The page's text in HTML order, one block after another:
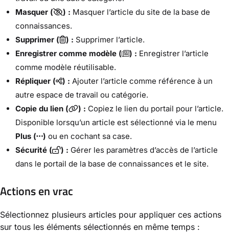
Masquer (
) : Masquer l’article du site de la base de
connaissances.
Supprimer (
) : Supprimer l’article.
Enregistrer comme modèle (
) : Enregistrer l’article
comme modèle réutilisable.
Répliquer (
) : Ajouter l’article comme référence à un
autre espace de travail ou catégorie.
Copie du lien (
) : Copiez le lien du portail pour l’article.
Disponible lorsqu’un article est sélectionné via le menu
Plus (
) ou en cochant sa case.
Sécurité (
) : Gérer les paramètres d’accès de l’article
dans le portail de la base de connaissances et le site.
Actions en vrac
Sélectionnez plusieurs articles pour appliquer ces actions
sur tous les éléments sélectionnés en même temps :